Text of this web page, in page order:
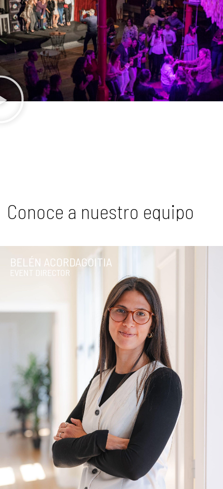
Conoce a nuestro equipo
BELÉN ACORDAGOITIA
EVENT DIRECTOR